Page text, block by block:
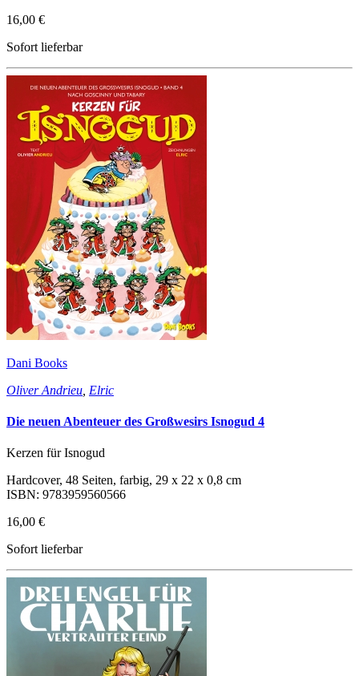
16,00 €
Sofort lieferbar
Dani Books
Oliver Andrieu Elric
Die neuen Abenteuer des Großwesirs Isnogud 4
Kerzen für Isnogud
Hardcover, 48 Seiten, farbig, 29 x 22 x 0,8 cm
ISBN: 9783959560566
16,00 €
Sofort lieferbar